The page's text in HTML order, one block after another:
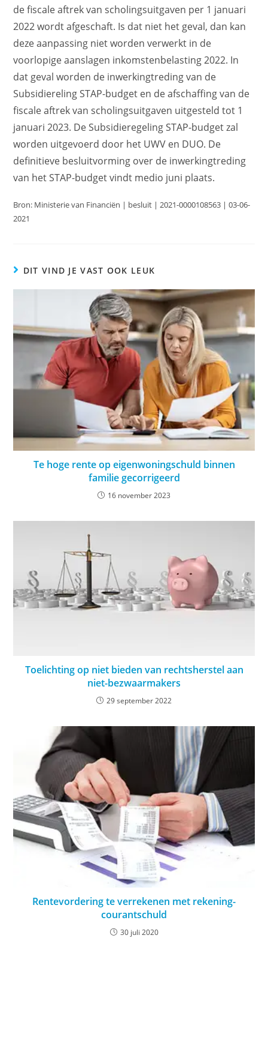
de fiscale aftrek van scholingsuitgaven per 1 januari
2022 wordt afgeschaft. Is dat niet het geval, dan kan
deze aanpassing niet worden verwerkt in de
voorlopige aanslagen inkomstenbelasting 2022. In
dat geval worden de inwerkingtreding van de
Subsidiereling STAP-budget en de afschaffing van de
fiscale aftrek van scholingsuitgaven uitgesteld tot 1
januari 2023. De Subsidieregeling STAP-budget zal
worden uitgevoerd door het UWV en DUO. De
definitieve besluitvorming over de inwerkingtreding
van het STAP-budget vindt medio juni plaats.
Bron: Ministerie van Financiën | besluit | 2021-0000108563 | 03-06-
2021
DIT VIND JE VAST OOK LEUK
Te hoge rente op eigenwoningschuld binnen
familie gecorrigeerd
16 november 2023
Toelichting op niet bieden van rechtsherstel aan
niet-bezwaarmakers
29 september 2022
Rentevordering te verrekenen met rekening-
courantschuld
30 juli 2020